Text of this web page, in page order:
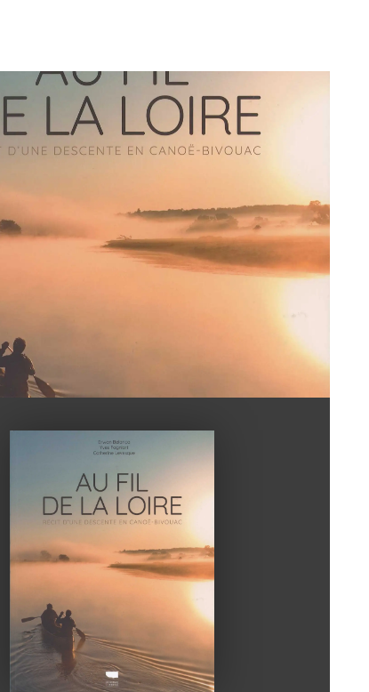
G
La Garzette
Le journal le plus lu les pieds dans
N
La Newsletter